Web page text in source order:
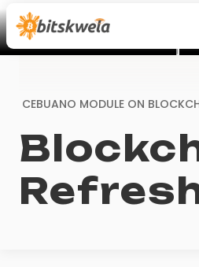
CEBUANO MODULE ON